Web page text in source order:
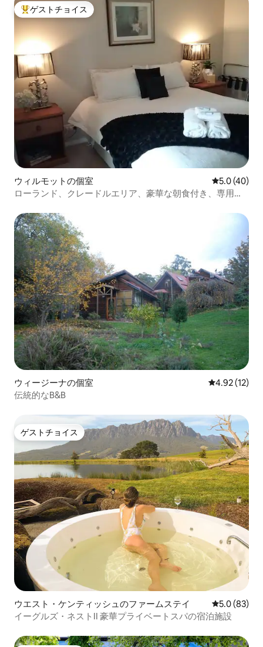
大好評のゲストチョイスです。
ゲストチョイス
ウィルモットの個室 レビュー40
5.0 (40)
ローランド、クレードルエリア、豪華な朝食付き、専用バ
ウィージーナの個室 レビュー12
4.92 (12)
伝統的なB&B
ゲストチョイス
ゲストチョイス
ウエスト・ケンティッシュのファームステイ レビュー83
5.0 (83)
イーグルズ・ネストII 豪華プライベートスパの宿泊施設